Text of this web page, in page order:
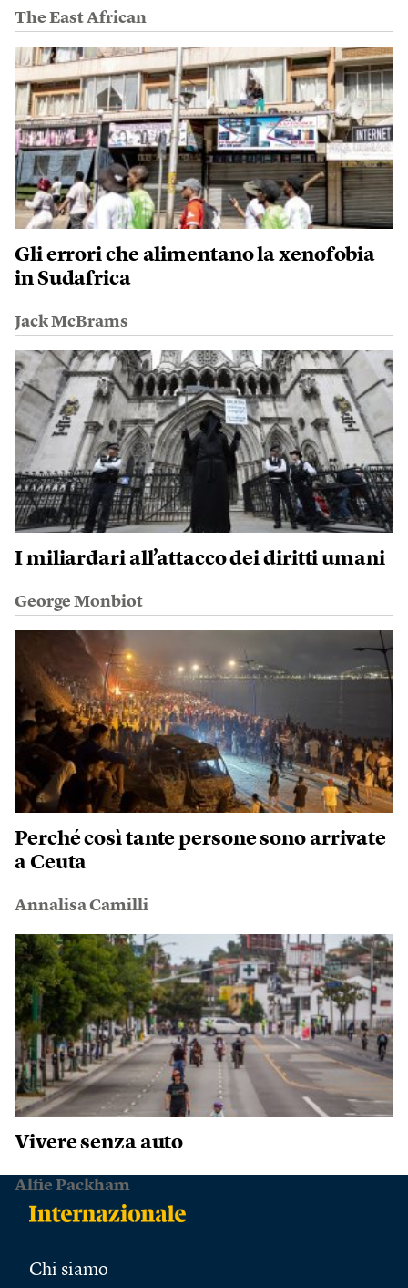
The East African
Gli errori che alimentano la xenofobia
in Sudafrica
Jack McBrams
I miliardari all’attacco dei diritti umani
George Monbiot
Perché così tante persone sono arrivate
a Ceuta
Annalisa Camilli
Vivere senza auto
Alfie Packham
Chi siamo